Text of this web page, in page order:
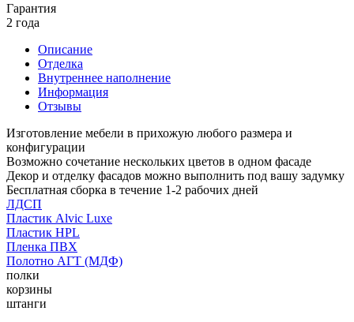
Гарантия
2 года
Описание
Отделка
Внутреннее наполнение
Информация
Отзывы
Изготовление мебели в прихожую любого размера и
конфигурации
Возможно сочетание нескольких цветов в одном фасаде
Декор и отделку фасадов можно выполнить под вашу задумку
Бесплатная сборка в течение 1-2 рабочих дней
ЛДСП
Пластик Alvic Luxe
Пластик HPL
Пленка ПВХ
Полотно АГТ (МДФ)
полки
корзины
штанги